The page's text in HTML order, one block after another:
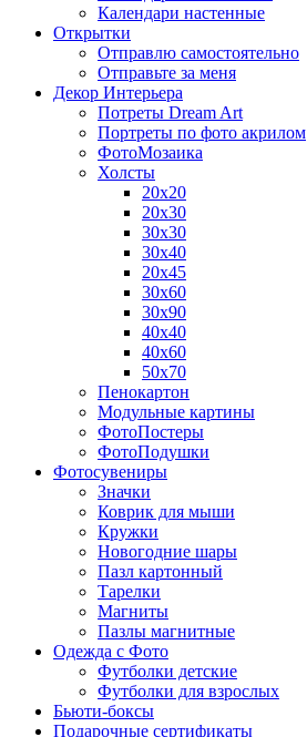
Календари настенные
Открытки
Отправлю самостоятельно
Отправьте за меня
Декор Интерьера
Потреты Dream Art
Портреты по фото акрилом
ФотоМозаика
Холсты
20х20
20х30
30х30
30х40
20х45
30х60
30х90
40х40
40х60
50х70
Пенокартон
Модульные картины
ФотоПостеры
ФотоПодушки
Фотоcувениры
Значки
Коврик для мыши
Кружки
Новогодние шары
Пазл картонный
Тарелки
Магниты
Пазлы магнитные
Одежда с Фото
Футболки детские
Футболки для взрослых
Бьюти-боксы
Подарочные сертификаты